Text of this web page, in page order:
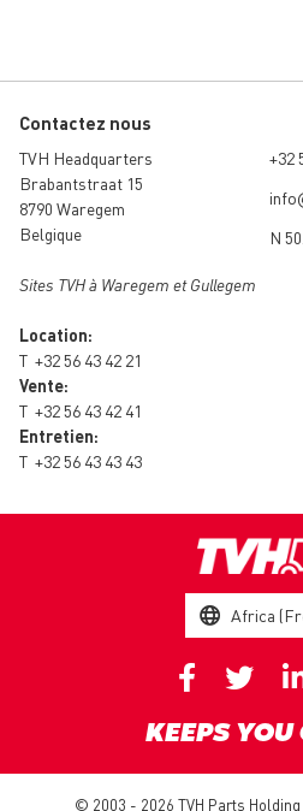
Contactez nous
TVH Headquarters
Brabantstraat 15
8790 Waregem
Belgique
Sites TVH à Waregem et Gullegem
Location:
T +32 56 43 42 21
Vente:
T +32 56 43 42 41
Entretien:
T +32 56 43 43 43
+32
N
Africa
KEEPS YOU
© 2003 - 2026 TVH Parts